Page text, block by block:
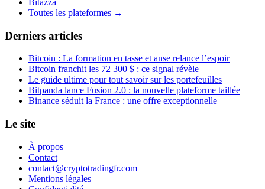
Bitazza
Toutes les plateformes →
Derniers articles
Bitcoin : La formation en tasse et anse relance l’espoir
Bitcoin franchit les 72 300 $ : ce signal révèle
Le guide ultime pour tout savoir sur les portefeuilles
Bitpanda lance Fusion 2.0 : la nouvelle plateforme taillée
Binance séduit la France : une offre exceptionnelle
Le site
À propos
Contact
contact@cryptotradingfr.com
Mentions légales